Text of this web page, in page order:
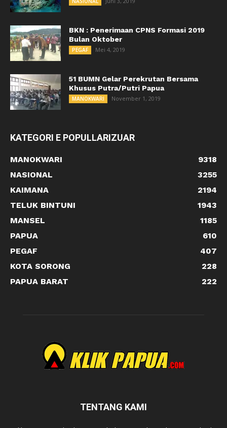
BKN : Penerimaan CPNS Formasi 2019
Bulan Oktober
PEGAF Mei 4, 2019
51 BUMN Gelar Perekrutan Bersama
Khusus Putra/Putri Papua
MANOKWARI November 1, 2019
KATEGORI E POPULLARIZUAR
MANOKWARI
9318
NASIONAL
3255
KAIMANA
2194
TELUK BINTUNI
1943
MANSEL
1185
PAPUA
610
PEGAF
407
KOTA SORONG
228
PAPUA BARAT
222
TENTANG KAMI